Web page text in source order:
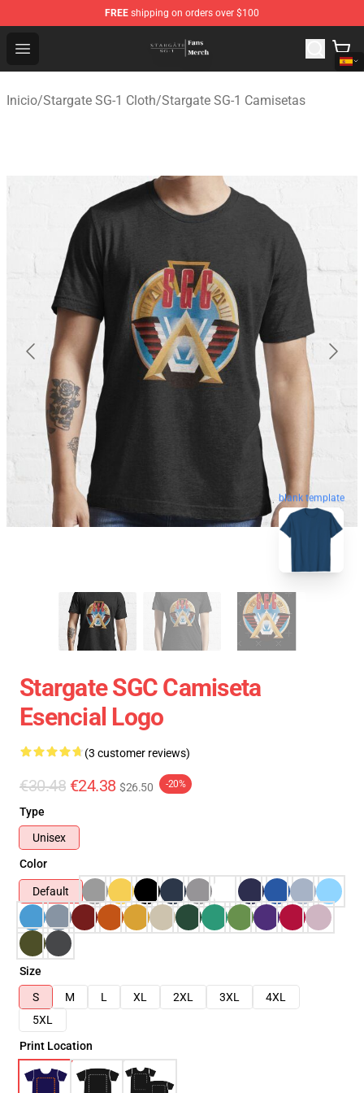
FREE shipping on orders over $100
Open menu
Stargate SG-1 Store - Official Stargate SG-1
Inicio/Stargate SG-1 Cloth/Stargate SG-1 Camisetas
blank template
Stargate SGC Camiseta
Esencial Logo
(3 customer reviews)
€30.48 €24.38 $26.50 -20%
Type
Unisex
Color
Default
Size
S
M L XL 2XL 3XL
4XL
5XL
Print Location